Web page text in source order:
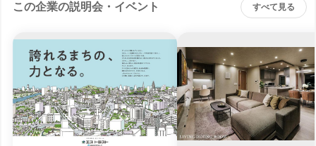
この企業の説明会・イベント すべて見る